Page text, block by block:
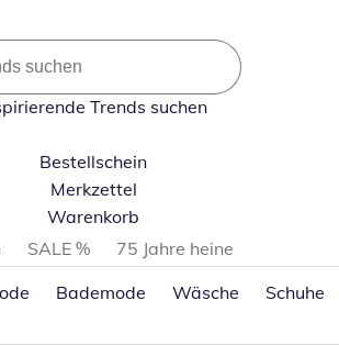
Trends suchen
Bestellschein
Merkzettel
Warenkorb
überspringen
SALE %
75 Jahre heine
Bademode Wäsche Schuhe